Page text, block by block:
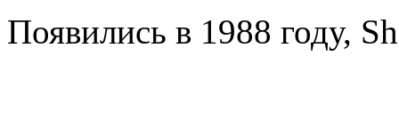
Появились в 1988 году,